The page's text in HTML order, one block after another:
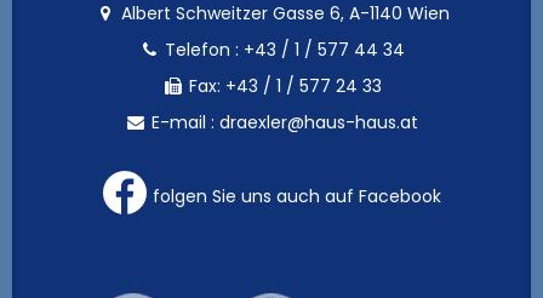
Albert Schweitzer Gasse 6, A-1140 Wien
Telefon : +43 / 1 / 577 44 34
Fax: +43 / 1 / 577 24 33
E-mail : draexler@haus-haus.at
folgen Sie uns auch auf Facebook